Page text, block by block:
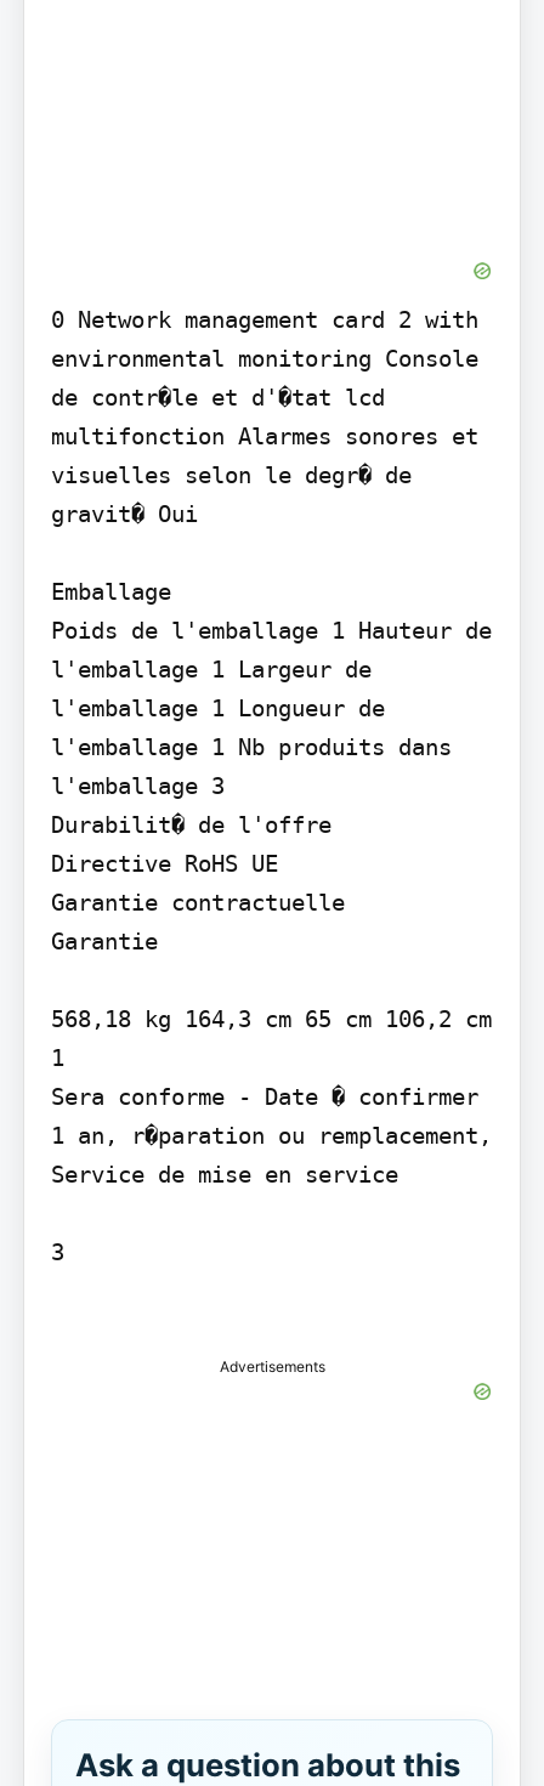
0 Network management card 2 with
environmental monitoring Console
de contr�le et d'�tat lcd
multifonction Alarmes sonores et
visuelles selon le degr� de
gravit� Oui
Emballage
Poids de l'emballage 1 Hauteur de
l'emballage 1 Largeur de
l'emballage 1 Longueur de
l'emballage 1 Nb produits dans
l'emballage 3
Durabilit� de l'offre
Directive RoHS UE
Garantie contractuelle
Garantie
568,18 kg 164,3 cm 65 cm 106,2 cm
1
Sera conforme - Date � confirmer
1 an, r�paration ou remplacement,
Service de mise en service
3
Advertisements
Ask a question about this